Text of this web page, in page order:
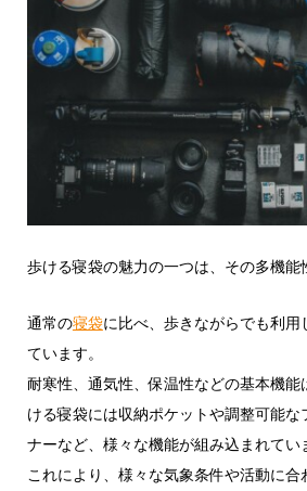
歩ける寝袋の魅力の一つは、その多機能
通常の寝袋に比べ、歩きながらでも利
ています。
耐寒性、通気性、保温性などの基本機
ける寝袋には収納ポケットや調整可能な
ナーなど、様々な機能が組み込まれてい
これにより、様々な気象条件や活動に合